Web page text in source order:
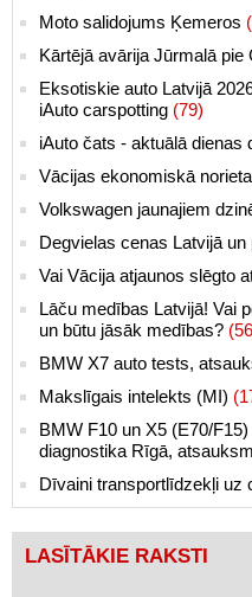
Moto salidojums Ķemeros
Kārtējā avārija Jūrmalā pie
Eksotiskie auto Latvijā
iAuto carspotting (79)
iAuto čats - aktuālā dienas
Vācijas ekonomiskā
Volkswagen jaunajiem
Degvielas cenas Latvijā un
Vai Vācija atjaunos slēgto
Lāču medības Latvijā! Vai
un būtu jāsāk medības?
BMW X7 auto tests,
Makslīgais intelekts (MI)
BMW F10 un X5 (E70/
diagnostika Rīgā,
Dīvaini transportlīdzekļi uz
LASĪTĀKIE RAKSTI